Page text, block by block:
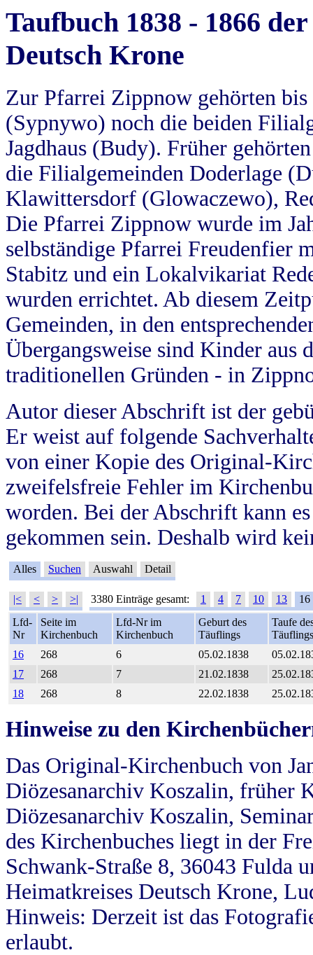
Taufbuch 1838 - 1866
Deutsch Krone
Zur Pfarrei Zippnow gehörten
(Sypnywo) noch die beiden
Jagdhaus (Budy). Früher
die Filialgemeinden Doderlage
Klawittersdorf (Glowaczewo),
Die Pfarrei Zippnow wurde im
selbständige Pfarrei Freudenfier
Stabitz und ein Lokalvikariat
wurden errichtet. Ab diesem
Gemeinden, in den
Übergangsweise sind Kinder aus
traditionellen Gründen - in
Autor dieser Abschrift ist der
Er weist auf folgende
von einer Kopie des Original-
zweifelsfreie Fehler im
worden. Bei der Abschrift kann
gekommen sein. Deshalb wird
Alles Suchen Auswahl Detail
|< < > >| 3380 Einträge gesamt: 1 4 7 10 13
16
Lfd-
Nr
Seite im
Kirchenbuch
Lfd-Nr im
Kirchenbuch
Geburt des
Täuflings
Taufe
Täuflings
16
268 6 05.02.1838
17
268 7 21.02.1838
18
268 8 22.02.1838
Hinweise zu den
Das Original-Kirchenbuch von
Diözesanarchiv Koszalin, früher
Diözesanarchiv Koszalin,
des Kirchenbuches liegt in der
Schwank-Straße 8, 36043 Fulda
Heimatkreises Deutsch Krone,
Hinweis: Derzeit ist das
erlaubt.